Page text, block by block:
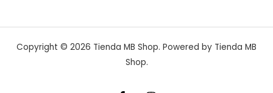
Copyright © 2026 Tienda MB Shop. Powered by Tienda MB
Shop.